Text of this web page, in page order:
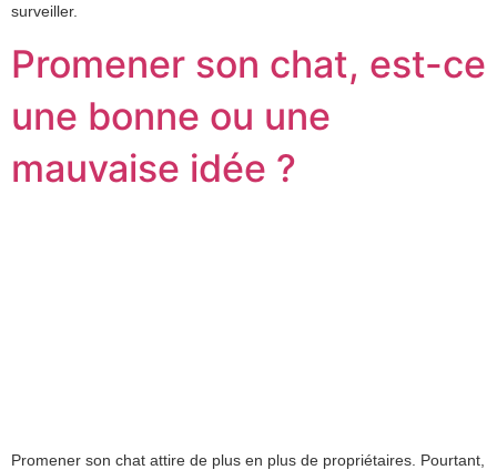
surveiller.
Promener son chat, est-ce
une bonne ou une
mauvaise idée ?
Promener son chat attire de plus en plus de propriétaires. Pourtant,